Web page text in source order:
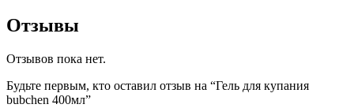
Отзывы
Отзывов пока нет.
Будьте первым, кто оставил отзыв на “Гель для купания
bubchen 400мл”